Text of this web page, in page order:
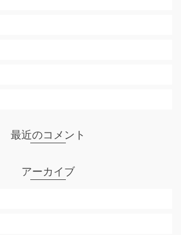
最近のコメント
アーカイブ